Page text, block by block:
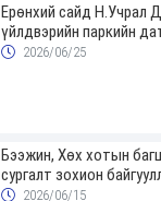
Ерөнхий сайд Н.Учрал
үйлдвэрийн паркийн
2026/06/25
Бээжин, Хөх хотын
сургалт зохион
2026/06/15